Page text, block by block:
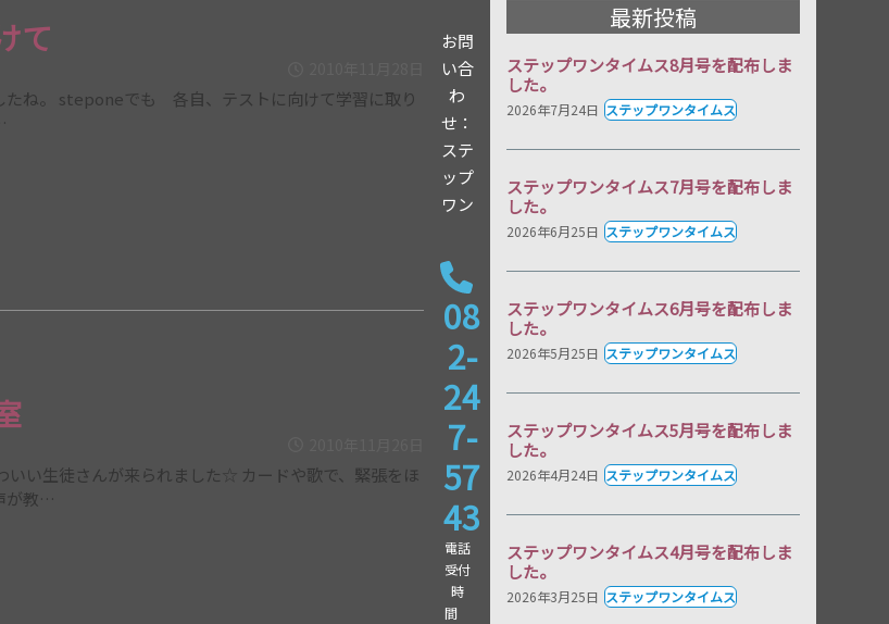
て
ね。 steponeでも 各自、テストに向けて学習に取り
い生徒さんが来られました☆ カードや歌で、緊張をほ
が教…
最新投稿
ステップワンタイムス8月号を配布しま
した。
2026年7月24日 ステップワンタイムス
ステップワンタイムス7月号を配布しま
した。
2026年6月25日 ステップワンタイムス
ステップワンタイムス6月号を配布しま
した。
2026年5月25日 ステップワンタイムス
ステップワンタイムス5月号を配布しま
した。
2026年4月24日 ステップワンタイムス
ステップワンタイムス4月号を配布しま
した。
2026年3月25日 ステップワンタイムス
お問
い合
わ
せ：
ステ
ップ
ワン
08
2-
24
7-
57
43
電話
受付
時
間